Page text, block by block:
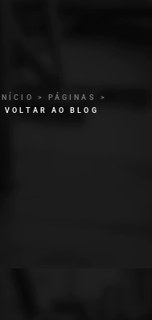
INÍCIO > PÁGINAS >
VOLTAR AO BLOG